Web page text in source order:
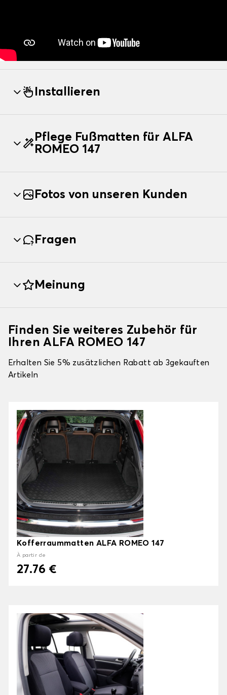
Installieren
Pflege Fußmatten für ALFA
ROMEO 147
Fotos von unseren Kunden
Fragen
Meinung
Finden Sie weiteres Zubehör für
Ihren ALFA ROMEO 147
Erhalten Sie 5% zusätzlichen Rabatt ab 3gekauften
Artikeln
Kofferraummatten ALFA ROMEO 147
À partir de
27.76 €